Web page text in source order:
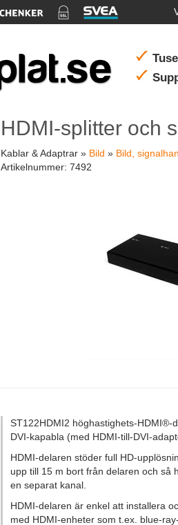
HDMI-splitter och
Kablar & Adaptrar » Bild » Bild,
Artikelnummer: 7492
ST122HDMI2 höghastighets-HDMI®-
DVI-kapabla (med HDMI-till-DVI-
HDMI-delaren stöder full HD-
upp till 15 m bort från delaren och så
en separat kanal.
HDMI-delaren är enkel att installera
med HDMI-enheter som t.ex. blue-